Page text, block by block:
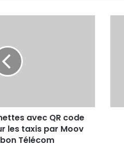
avec QR code
les taxis par Moov
Télécom